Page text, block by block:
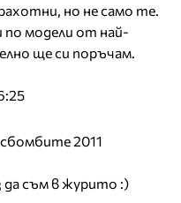
но не само те.
по модели от най-
ще си поръчам.
2011
да съм в журито :)